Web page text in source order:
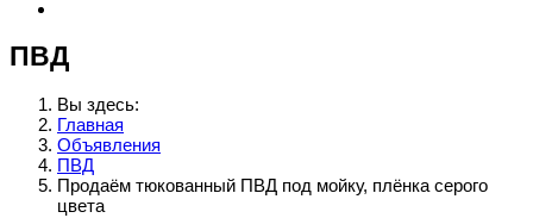
ПВД
Вы здесь:
Главная
Объявления
ПВД
Продаём тюкованный ПВД под мойку, плёнка серого
цвета